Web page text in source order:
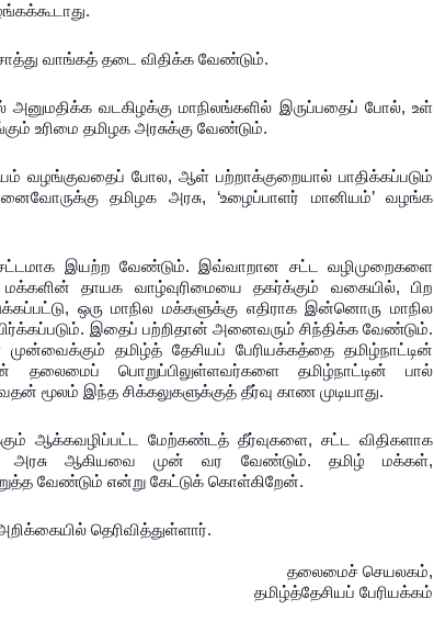
வாங்கத் தடை விதிக்க வேண்டும்.
அனுமதிக்க வடகிழக்கு மாநிலங்களில் இருப்பதைப் போல், உள்
உரிமை தமிழக அரசுக்கு வேண்டும்.
வழங்குவதைப் போல, ஆள் பற்றாக்குறையால் பாதிக்கப்படும்
தமிழக அரசு, ‘உழைப்பாளர் மானியம்’ வழங்க
இயற்ற வேண்டும். இவ்வாறான சட்ட வழிமுறைகளை
தாயக வாழ்வுரிமையை தகர்க்கும் வகையில், பிற
ஒரு மாநில மக்களுக்கு எதிராக இன்னொரு மாநில
இதைப் பற்றிதான் அனைவரும் சிந்திக்க வேண்டும்.
தமிழ்த் தேசியப் பேரியக்கத்தை தமிழ்நாட்டின்
தலைமைப் பொறுப்பிலுள்ளவர்களை தமிழ்நாட்டின் பால்
மூலம் இந்த சிக்கலுகளுக்குத் தீர்வு காண முடியாது.
ஆக்கவழிப்பட்ட மேற்கண்டத் தீர்வுகளை, சட்ட விதிகளாக
அரசு ஆகியவை முன் வர வேண்டும். தமிழ் மக்கள்,
வேண்டும் என்று கேட்டுக் கொள்கிறேன்.
தெரிவித்துள்ளார்.
தலைமைச் செயலகம்,
தமிழ்த்தேசியப் பேரியக்கம்